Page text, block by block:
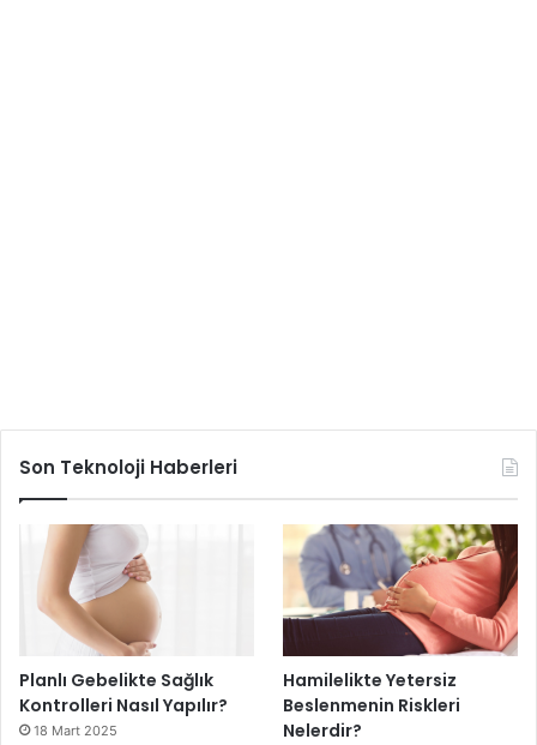
Son Teknoloji Haberleri
Planlı Gebelikte Sağlık
Kontrolleri Nasıl Yapılır?
18 Mart 2025
Hamilelikte Yetersiz
Beslenmenin Riskleri
Nelerdir?